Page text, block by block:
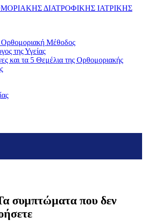
Ορθομοριακή Μέθοδος
της Υγείας
και τα 5 Θεμέλια της Ορθομοριακής
συμπτώματα που δεν